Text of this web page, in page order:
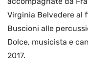
Virginia Belvedere al
Buscioni alle
Dolce, musicista e
2017.